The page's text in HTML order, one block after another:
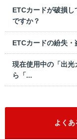
ETCカードが破損
ですか？
ETCカードの紛失・
現在使用中の「出
ら「...
よく